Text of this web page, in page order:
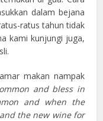
dalam bejana
ratus tahun tidak
kami kunjungi juga,
makan nampak
and bless in
and when the
the new wine for